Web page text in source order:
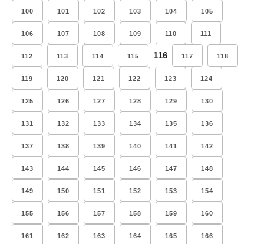
100 101 102 103 104 105
106 107 108 109 110 111
112 113 114 115 116 117 118
119 120 121 122 123 124
125 126 127 128 129 130
131 132 133 134 135 136
137 138 139 140 141 142
143 144 145 146 147 148
149 150 151 152 153 154
155 156 157 158 159 160
161 162 163 164 165 166